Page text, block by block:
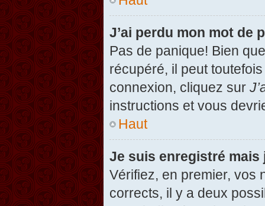
J’ai perdu mon mot de
Pas de panique! Bien
récupéré, il peut
connexion, cliquez sur
instructions et vous
Haut
Je suis enregistré mais
Vérifiez, en premier, vos
corrects, il y a deux